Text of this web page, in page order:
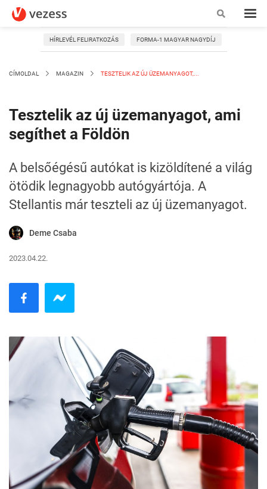
HÍRLEVÉL FELIRATKOZÁS FORMA-1 MAGYAR NAGYDÍJ
CÍMOLDAL MAGAZIN TESZTELIK AZ ÚJ ÜZEMANYAGOT,...
Tesztelik az új üzemanyagot, ami
segíthet a Földön
A belsőégésű autókat is kizöldítené a világ
ötödik legnagyobb autógyártója. A
Stellantis már teszteli az új üzemanyagot.
Deme Csaba
2023.04.22.